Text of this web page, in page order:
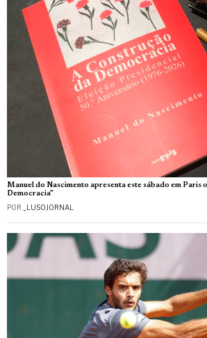
Manuel do Nascimento apresenta este sábado em Paris
Democracia”
POR _LUSOJORNAL